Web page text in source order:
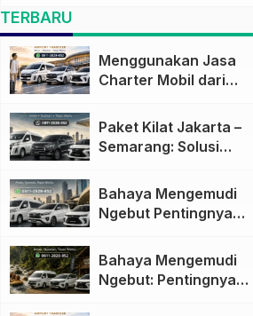
TERBARU
Menggunakan Jasa
Charter Mobil dari
Nyaman dan Fleksibel
Paket Kilat Jakarta –
Semarang: Solusi
Efisien
Bahaya Mengemudi
Ngebut Pentingnya
raya
Bahaya Mengemudi
Ngebut: Pentingnya